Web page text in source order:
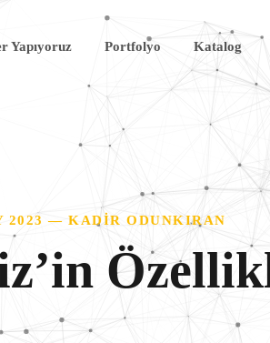
Yapıyoruz Portfolyo Katalog
2023 — KADIR ODUNKIRAN